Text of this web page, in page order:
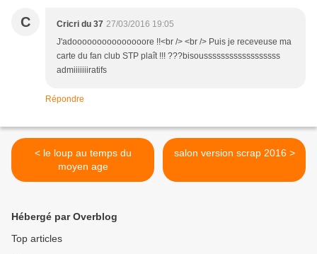
C Cricri du 37 27/03/2016 19:05
J'adooooooooooooooore !!<br /> <br /> Puis je receveuse ma
carte du fan club STP plaît !!! ???bisoussssssssssssssssss
admiiiiiiiratifs
Répondre
< le loup au temps du
moyen age
salon version scrap 2016 >
Hébergé par Overblog
Top articles